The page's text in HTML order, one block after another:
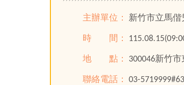
主辦單位： 新竹市立馬偕
時 間：
地 點： 300046新竹
聯絡電話： 03-